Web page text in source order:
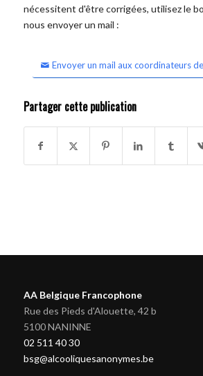
nécessitent d'être corrigées, utilisez le
nous envoyer un mail :
Envoyer un mail aux coordinateurs
Partager cette publication
AA Belgique Francophone
Rue des Pieds d'Alouette, 42 b
5100 NANINNE
02 511 40 30
bsg@alcooliquesanonymes.be